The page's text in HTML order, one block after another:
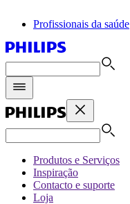
Profissionais da saúde
Produtos e Serviços
Inspiração
Contacto e suporte
Loja